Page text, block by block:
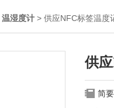
温湿度计 > 供应NFC标签温度
供
简